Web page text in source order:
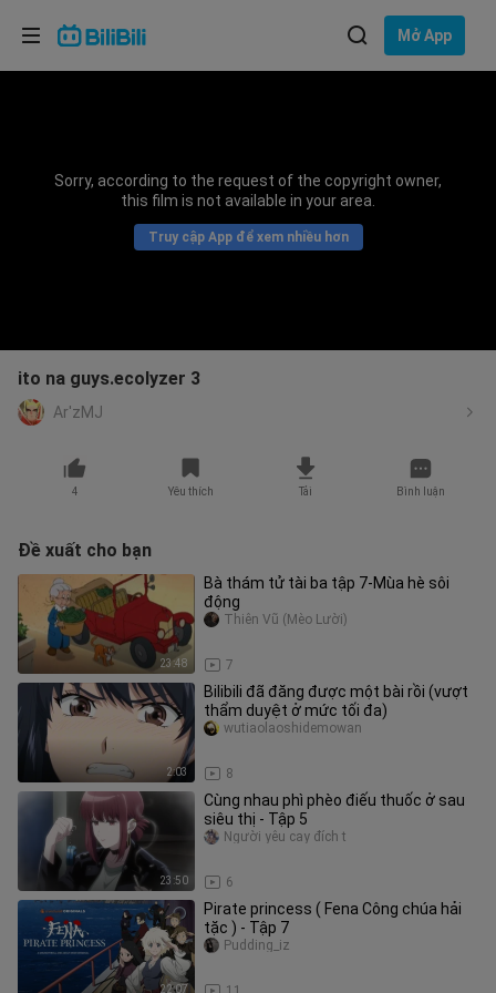
Mở App
Sorry, according to the request of the copyright owner,
this film is not available in your area.
Truy cập App để xem nhiều hơn
ito na guys.ecolyzer 3
Ar'zMJ
4 Yêu thích Tải Bình luận
Đề xuất cho bạn
23:48
Bà thám tử tài ba tập 7-Mùa hè sôi
động
7
Thiên Vũ (Mèo Lười)
2:03
Bilibili đã đăng được một bài rồi (vượt
thẩm duyệt ở mức tối đa)
8
wutiaolaoshidemowan
23:50
Cùng nhau phì phèo điếu thuốc ở sau
siêu thị - Tập 5
6
Người yêu cay đích t
22:07
Pirate princess ( Fena Công chúa hải
tặc ) - Tập 7
Pudding_iz
Lựa chọn ngôn ngữ
Bahasa Indonesia